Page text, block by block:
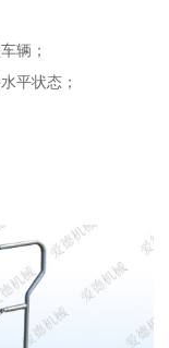
辆；
平状态；